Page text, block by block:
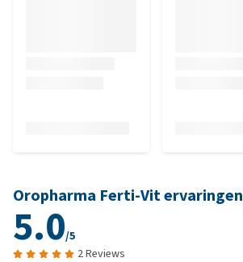
Oropharma Ferti-Vit ervaringen
5.0/5
2 Reviews